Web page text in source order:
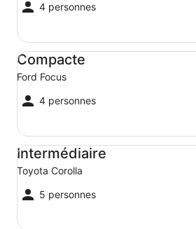
4 personnes
Compacte
Ford Focus
4 personnes
Compacte Ford Focus
Intermédiaire
Toyota Corolla
5 personnes
Intermédiaire Toyota Corolla